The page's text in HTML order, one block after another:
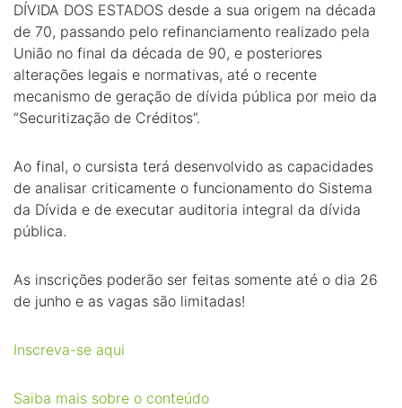
DÍVIDA DOS ESTADOS desde a sua origem na década
de 70, passando pelo refinanciamento realizado pela
União no final da década de 90, e posteriores
alterações legais e normativas, até o recente
mecanismo de geração de dívida pública por meio da
“Securitização de Créditos”.
Ao final, o cursista terá desenvolvido as capacidades
de analisar criticamente o funcionamento do Sistema
da Dívida e de executar auditoria integral da dívida
pública.
As inscrições poderão ser feitas somente até o dia 26
de junho e as vagas são limitadas!
Inscreva-se aqui
Saiba mais sobre o conteúdo